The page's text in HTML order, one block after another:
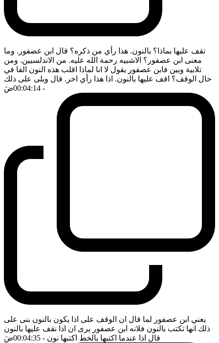
تقف عليها بماذا؟ بالنون. هذا رأي من ذكره؟ قال ابن عصفور. وما
معنى ابن عصفور؟ الاشبيه رحمة الله عليه. من الاندلسيين. ومن
تلابية وبين فابن عصفور يقول لا انا لماذا اقلب هذه النون الفا في
حال الوقف؟ اقف عليها بالنون. اذا هذا رأي اخر. قال وبلى على ذلك
- 00:04:14
ضَ
يعني ابن عصفور لما قال ان الوقف على اذا يكون بالنون بنى على
ذلك انها تكتب بالنون فلانه ابن عصفور يرى ان اذا نقف عليها بالنون
قال اذا عندما اكتبها بالخط اكتبها نون - 00:04:35 ضَ